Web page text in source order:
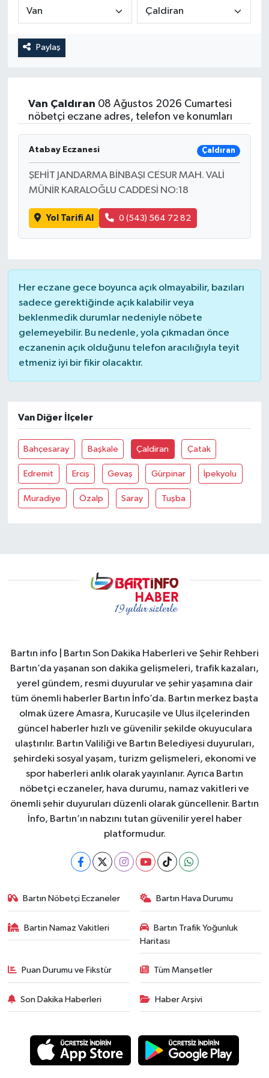
Paylaş
Van Çaldıran 08 Ağustos 2026 Cumartesi
nöbetçi eczane adres, telefon ve konumları
Atabay Eczanesi Çaldıran
ŞEHİT JANDARMA BİNBAŞI CESUR MAH. VALİ
MÜNİR KARALOĞLU CADDESİ NO:18
Yol Tarifi Al 0 (543) 564 72 82
Her eczane gece boyunca açık olmayabilir, bazıları
sadece gerektiğinde açık kalabilir veya
beklenmedik durumlar nedeniyle nöbete
gelemeyebilir. Bu nedenle, yola çıkmadan önce
eczanenin açık olduğunu telefon aracılığıyla teyit
etmeniz iyi bir fikir olacaktır.
Van Diğer İlçeler
Bahçesaray Başkale Çaldiran Çatak
Edremit Erciş Gevaş Gürpinar İpekyolu
Muradiye Özalp Saray Tuşba
Bartın info | Bartın Son Dakika Haberleri ve Şehir Rehberi
Bartın’da yaşanan son dakika gelişmeleri, trafik kazaları,
yerel gündem, resmi duyurular ve şehir yaşamına dair
tüm önemli haberler Bartın İnfo’da. Bartın merkez başta
olmak üzere Amasra, Kurucaşile ve Ulus ilçelerinden
güncel haberler hızlı ve güvenilir şekilde okuyuculara
ulaştırılır. Bartın Valiliği ve Bartın Belediyesi duyuruları,
şehirdeki sosyal yaşam, turizm gelişmeleri, ekonomi ve
spor haberleri anlık olarak yayınlanır. Ayrıca Bartın
nöbetçi eczaneler, hava durumu, namaz vakitleri ve
önemli şehir duyuruları düzenli olarak güncellenir. Bartın
İnfo, Bartın’ın nabzını tutan güvenilir yerel haber
platformudur.
Bartın Nöbetçi Eczaneler Bartın Hava Durumu
Bartin Namaz Vakitleri
Bartın Trafik Yoğunluk
Haritası
Puan Durumu ve Fikstür Tüm Manşetler
Son Dakika Haberleri Haber Arşivi
Medya
Sağlık
Sivil Toplum
Siyaset
Spor
Turizm
Yerel Yönetimler
DÜNYA
YEREL